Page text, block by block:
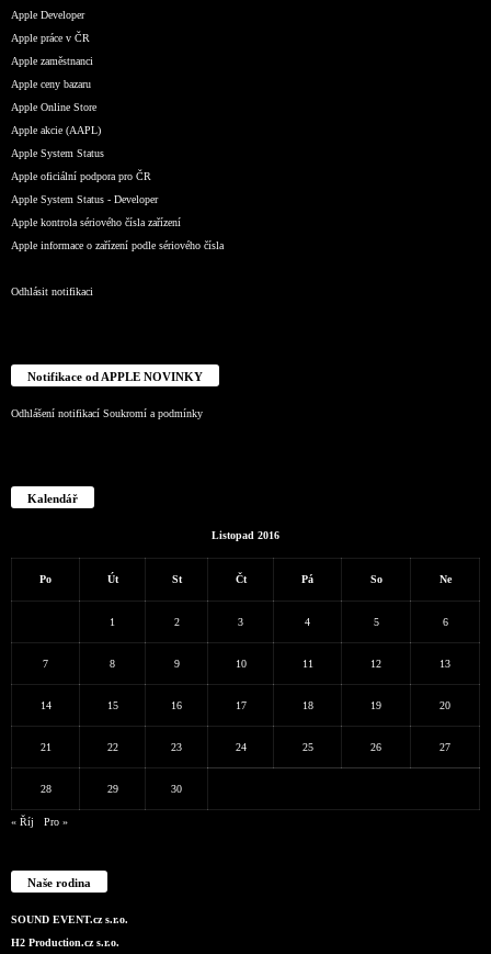
Apple Developer
Apple práce v ČR
Apple zaměstnanci
Apple ceny bazaru
Apple Online Store
Apple akcie (AAPL)
Apple System Status
Apple oficiální podpora pro ČR
Apple System Status - Developer
Apple kontrola sériového čísla zařízení
Apple informace o zařízení podle sériového čísla
Odhlásit notifikaci
Notifikace od APPLE NOVINKY
Odhlášení notifikací Soukromí a podmínky
Kalendář
Listopad 2016
Po Út St Čt Pá So Ne
1 2 3 4 5 6
7 8 9 10 11 12 13
14 15 16 17 18 19 20
21 22 23 24 25 26 27
28 29 30
« Říj Pro »
Naše rodina
SOUND EVENT.cz s.r.o.
H2 Production.cz s.r.o.